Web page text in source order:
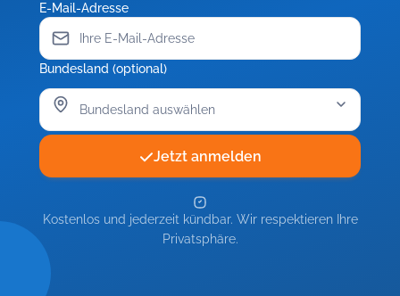
E-Mail-Adresse
Bundesland (optional)
Jetzt anmelden
Kostenlos und jederzeit kündbar. Wir respektieren Ihre
Privatsphäre.